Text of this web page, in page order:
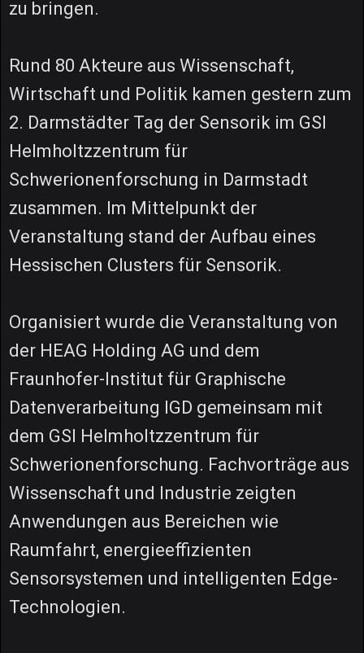
zu bringen.
Rund 80 Akteure aus Wissenschaft,
Wirtschaft und Politik kamen gestern zum
2. Darmstädter Tag der Sensorik im GSI
Helmholtzzentrum für
Schwerionenforschung in Darmstadt
zusammen. Im Mittelpunkt der
Veranstaltung stand der Aufbau eines
Hessischen Clusters für Sensorik.
Organisiert wurde die Veranstaltung von
der HEAG Holding AG und dem
Fraunhofer-Institut für Graphische
Datenverarbeitung IGD gemeinsam mit
dem GSI Helmholtzzentrum für
Schwerionenforschung. Fachvorträge aus
Wissenschaft und Industrie zeigten
Anwendungen aus Bereichen wie
Raumfahrt, energieeffizienten
Sensorsystemen und intelligenten Edge-
Technologien.